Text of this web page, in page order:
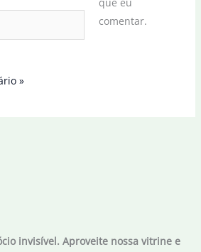
que eu
comentar.
invisível. Aproveite nossa vitrine e